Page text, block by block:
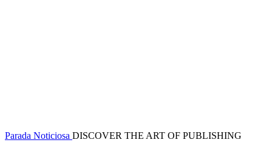
Parada Noticiosa DISCOVER THE ART OF PUBLISHING